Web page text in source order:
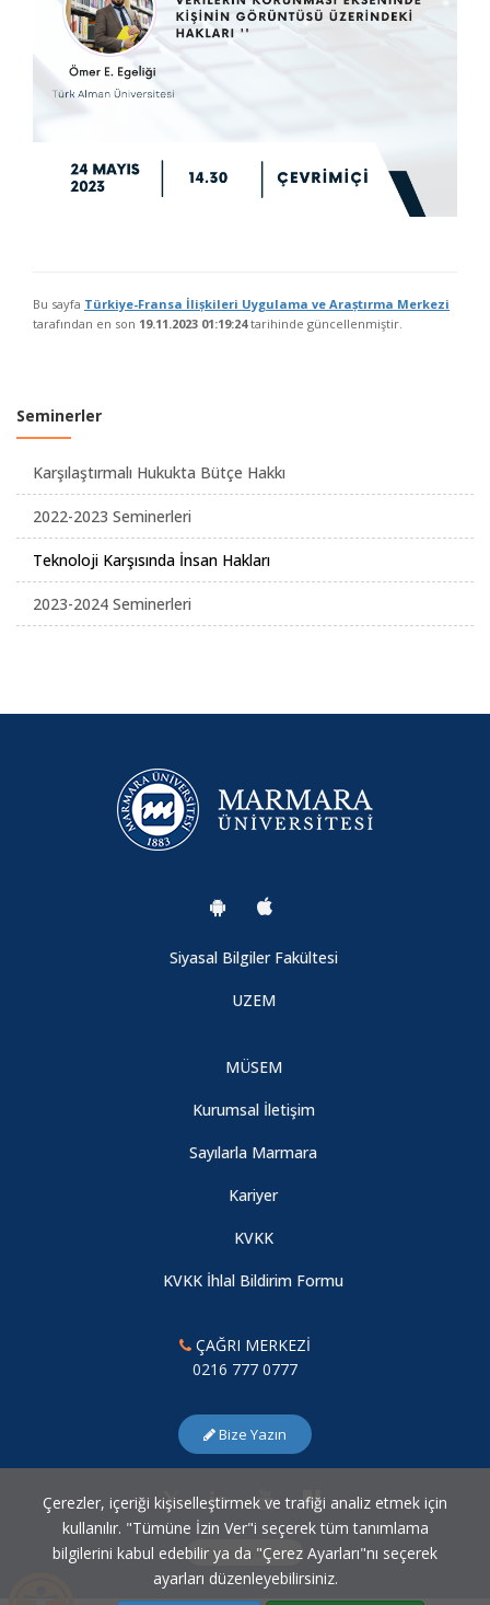
Bu sayfa Türkiye-Fransa İlișkileri Uygulama ve Araștırma Merkezi
tarafından en son 19.11.2023 01:19:24tarihinde güncellenmiştir.
Seminerler
Karşılaştırmalı Hukukta Bütçe Hakkı
2022-2023 Seminerleri
Teknoloji Karşısında İnsan Hakları
2023-2024 Seminerleri
Siyasal Bilgiler Fakültesi
UZEM
MÜSEM
Kurumsal İletişim
Sayılarla Marmara
Kariyer
KVKK
KVKK İhlal Bildirim Formu
ÇAĞRI MERKEZİ
0216 777 0777
Bize Yazın
Çerez Ayarları
Çerezler, içeriği kişiselleştirmek ve trafiği analiz etmek için
kullanılır. "Tümüne İzin Ver"i seçerek tüm tanımlama
bilgilerini kabul edebilir ya da "Çerez Ayarları"nı seçerek
ayarları düzenleyebilirsiniz.